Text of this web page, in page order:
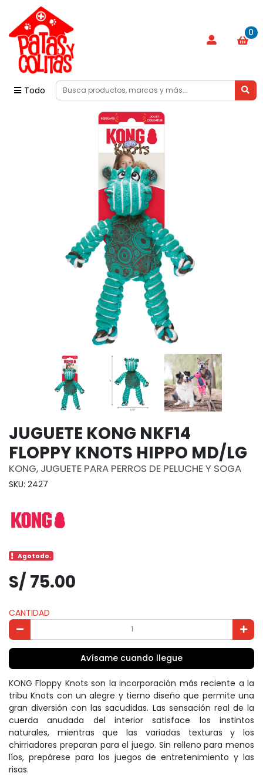
Todo
0
JUGUETE KONG NKF14
FLOPPY KNOTS HIPPO MD/LG
KONG, JUGUETE PARA PERROS DE PELUCHE Y SOGA
SKU: 2427
Agotado.
S/ 75.00
CANTIDAD
Avísame cuando llegue
KONG Floppy Knots son la incorporación más reciente a la
tribu Knots con un alegre y tierno diseño que permite una
gran diversión con las sacudidas. Las sensación real de la
cuerda anudada del interior satisface los instintos
naturales, mientras que las variadas texturas y los
chirriadores preparan para el juego. Sin relleno para menos
líos, prepárese para los juegos de entretenimiento y las
risas.